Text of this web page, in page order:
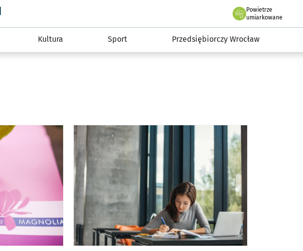
Serwis informacyjny wroclaw.pl
Powietrze
we Wrocławiu
umiarkowane
Kultura Sport Przedsiębiorczy Wrocław